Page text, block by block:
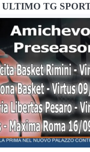
ULTIMO TG